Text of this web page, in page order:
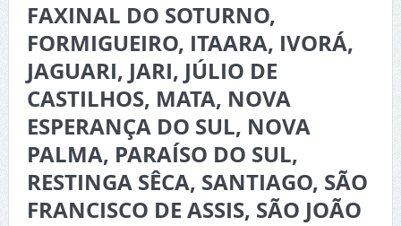
FAXINAL DO SOTURNO,
FORMIGUEIRO, ITAARA, IVORÁ,
JAGUARI, JARI, JÚLIO DE
CASTILHOS, MATA, NOVA
ESPERANÇA DO SUL, NOVA
PALMA, PARAÍSO DO SUL,
RESTINGA SÊCA, SANTIAGO, SÃO
FRANCISCO DE ASSIS, SÃO JOÃO